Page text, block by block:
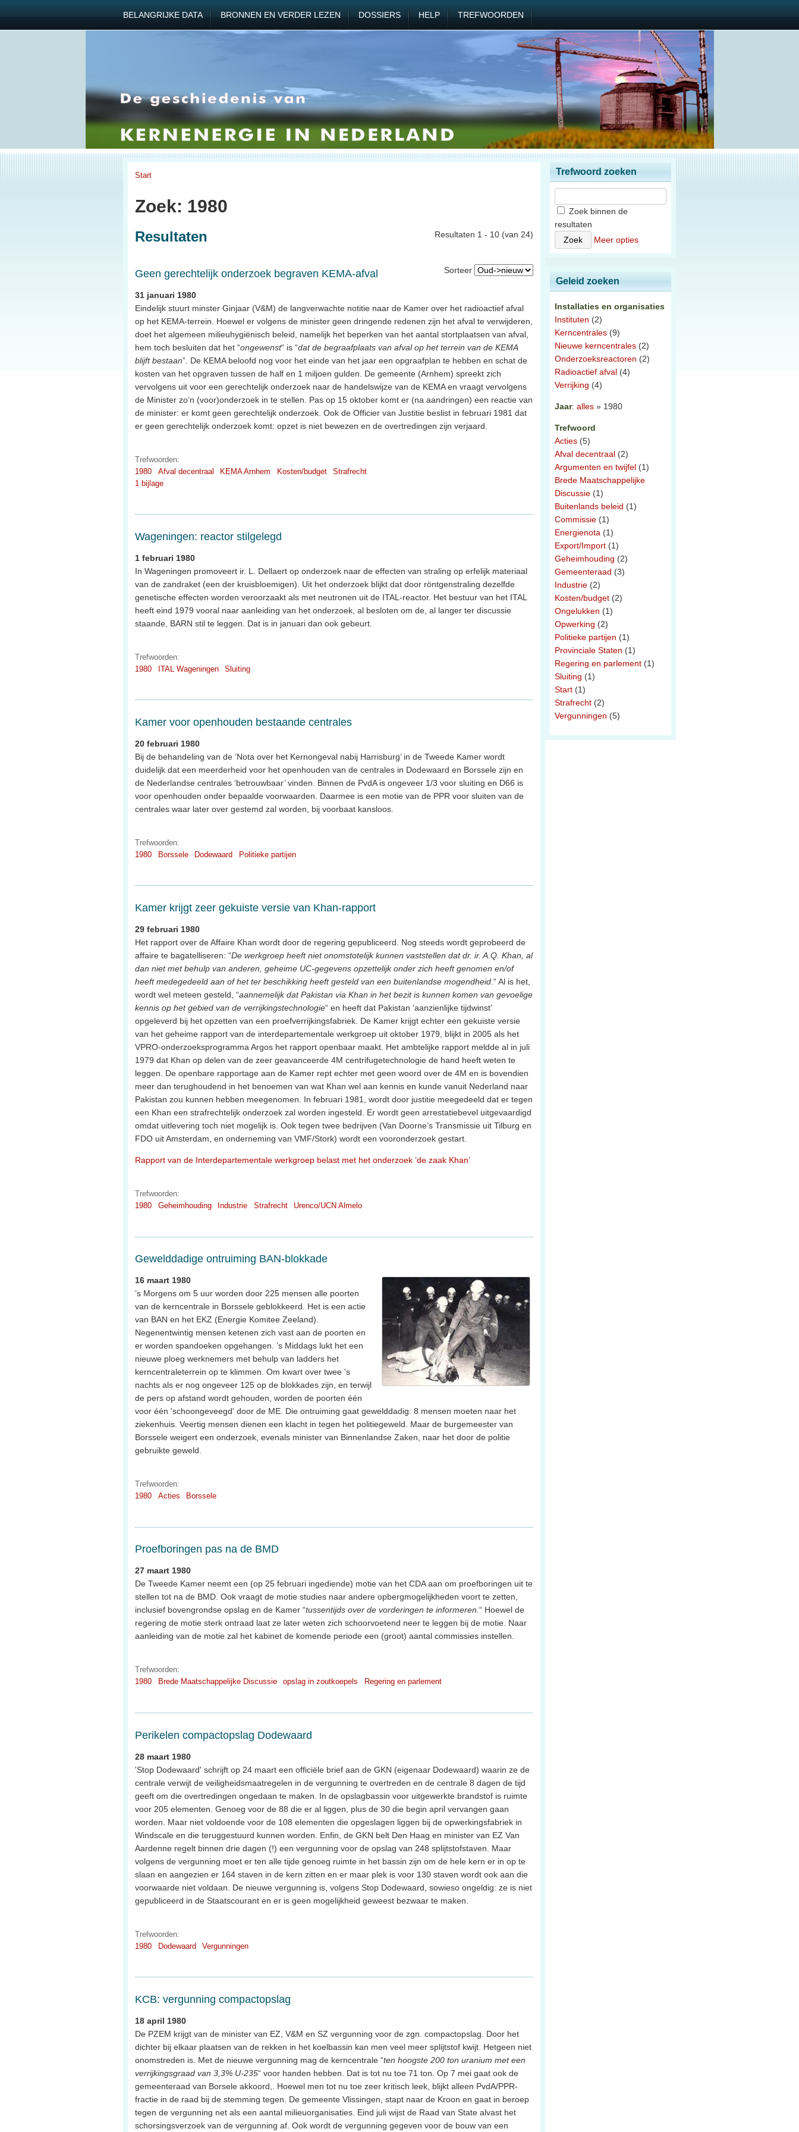
BELANGRIJKE DATA BRONNEN EN VERDER LEZEN DOSSIERS HELP TREFWOORDEN
Start
Zoek: 1980
Resultaten 1 - 10 (van 24)
Resultaten
Sorteer
Geen gerechtelijk onderzoek begraven KEMA-afval
31 januari 1980
Eindelijk stuurt minster Ginjaar (V&M) de langverwachte notitie naar de Kamer over het radioactief afval
op het KEMA-terrein. Hoewel er volgens de minister geen dringende redenen zijn het afval te verwijderen,
doet het algemeen milieuhygiënisch beleid, namelijk het beperken van het aantal stortplaatsen van afval,
hem toch besluiten dat het “ongewenst“ is “dat de begraafplaats van afval op het terrein van de KEMA
blijft bestaan”. De KEMA beloofd nog voor het einde van het jaar een opgraafplan te hebben en schat de
kosten van het opgraven tussen de half en 1 miljoen gulden. De gemeente (Arnhem) spreekt zich
vervolgens uit voor een gerechtelijk onderzoek naar de handelswijze van de KEMA en vraagt vervolgens
de Minister zo’n (voor)onderzoek in te stellen. Pas op 15 oktober komt er (na aandringen) een reactie van
de minister: er komt geen gerechtelijk onderzoek. Ook de Officier van Justitie beslist in februari 1981 dat
er geen gerechtelijk onderzoek komt: opzet is niet bewezen en de overtredingen zijn verjaard.
Trefwoorden:
1980
Afval decentraal KEMA Arnhem Kosten/budget
Strafrecht
1 bijlage
Wageningen: reactor stilgelegd
1 februari 1980
In Wageningen promoveert ir. L. Dellaert op onderzoek naar de effecten van straling op erfelijk materiaal
van de zandraket (een der kruisbloemigen). Uit het onderzoek blijkt dat door röntgenstraling dezelfde
genetische effecten worden veroorzaakt als met neutronen uit de ITAL-reactor. Het bestuur van het ITAL
heeft eind 1979 vooral naar aanleiding van het onderzoek, al besloten om de, al langer ter discussie
staande, BARN stil te leggen. Dat is in januari dan ook gebeurt.
Trefwoorden:
1980
ITAL Wageningen Sluiting
Kamer voor openhouden bestaande centrales
20 februari 1980
Bij de behandeling van de ’Nota over het Kernongeval nabij Harrisburg’ in de Tweede Kamer wordt
duidelijk dat een meerderheid voor het openhouden van de centrales in Dodewaard en Borssele zijn en
de Nederlandse centrales ‘betrouwbaar’ vinden. Binnen de PvdA is ongeveer 1/3 voor sluiting en D66 is
voor openhouden onder bepaalde voorwaarden. Daarmee is een motie van de PPR voor sluiten van de
centrales waar later over gestemd zal worden, bij voorbaat kansloos.
Trefwoorden:
1980
Borssele Dodewaard Politieke partijen
Kamer krijgt zeer gekuiste versie van Khan-rapport
29 februari 1980
Het rapport over de Affaire Khan wordt door de regering gepubliceerd. Nog steeds wordt geprobeerd de
affaire te bagatelliseren: “De werkgroep heeft niet onomstotelijk kunnen vaststellen dat dr. ir. A.Q. Khan, al
dan niet met behulp van anderen, geheime UC-gegevens opzettelijk onder zich heeft genomen en/of
heeft medegedeeld aan of het ter beschikking heeft gesteld van een buitenlandse mogendheid .“ Al is het,
wordt wel meteen gesteld, “aannemelijk dat Pakistan via Khan in het bezit is kunnen komen van gevoelige
kennis op het gebied van de verrijkingstechnologie“ en heeft dat Pakistan ‘aanzienlijke tijdwinst’
opgeleverd bij het opzetten van een proefverrijkingsfabriek. De Kamer krijgt echter een gekuiste versie
van het geheime rapport van de interdepartementale werkgroep uit oktober 1979, blijkt in 2005 als het
VPRO-onderzoeksprogramma Argos het rapport openbaar maakt. Het ambtelijke rapport meldde al in juli
1979 dat Khan op delen van de zeer geavanceerde 4M centrifugetechnologie de hand heeft weten te
leggen. De openbare rapportage aan de Kamer rept echter met geen woord over de 4M en is bovendien
meer dan terughoudend in het benoemen van wat Khan wel aan kennis en kunde vanuit Nederland naar
Pakistan zou kunnen hebben meegenomen. In februari 1981, wordt door justitie meegedeeld dat er tegen
een Khan een strafrechtelijk onderzoek zal worden ingesteld. Er wordt geen arrestatiebevel uitgevaardigd
omdat uitlevering toch niet mogelijk is. Ook tegen twee bedrijven (Van Doorne’s Transmissie uit Tilburg en
FDO uit Amsterdam, en onderneming van VMF/Stork) wordt een vooronderzoek gestart.
Rapport van de Interdepartementale werkgroep belast met het onderzoek ’de zaak Khan’
Trefwoorden:
1980
Geheimhouding Industrie Strafrecht Urenco/UCN Almelo
Gewelddadige ontruiming BAN-blokkade
16 maart 1980
’s Morgens om 5 uur worden door 225 mensen alle poorten
van de kerncentrale in Borssele geblokkeerd. Het is een actie
van BAN en het EKZ (Energie Komitee Zeeland).
Negenentwintig mensen ketenen zich vast aan de poorten en
er worden spandoeken opgehangen. ’s Middags lukt het een
nieuwe ploeg werknemers met behulp van ladders het
kerncentraleterrein op te klimmen. Om kwart over twee 's
nachts als er nog ongeveer 125 op de blokkades zijn, en terwijl
de pers op afstand wordt gehouden, worden de poorten één
voor één 'schoongeveegd' door de ME. Die ontruiming gaat gewelddadig: 8 mensen moeten naar het
ziekenhuis. Veertig mensen dienen een klacht in tegen het politiegeweld. Maar de burgemeester van
Borssele weigert een onderzoek, evenals minister van Binnenlandse Zaken, naar het door de politie
gebruikte geweld.
Trefwoorden:
1980
Acties Borssele
Proefboringen pas na de BMD
27 maart 1980
De Tweede Kamer neemt een (op 25 februari ingediende) motie van het CDA aan om proefboringen uit te
stellen tot na de BMD. Ook vraagt de motie studies naar andere opbergmogelijkheden voort te zetten,
inclusief bovengrondse opslag en de Kamer “tussentijds over de vorderingen te informeren.“ Hoewel de
regering de motie sterk ontraad laat ze later weten zich schoorvoetend neer te leggen bij de motie. Naar
aanleiding van de motie zal het kabinet de komende periode een (groot) aantal commissies instellen.
Trefwoorden:
1980
Brede Maatschappelijke Discussie opslag in zoutkoepels Regering en parlement
Perikelen compactopslag Dodewaard
28 maart 1980
'Stop Dodewaard' schrijft op 24 maart een officiële brief aan de GKN (eigenaar Dodewaard) waarin ze de
centrale verwijt de veiligheidsmaatregelen in de vergunning te overtreden en de centrale 8 dagen de tijd
geeft om die overtredingen ongedaan te maken. In de opslagbassin voor uitgewerkte brandstof is ruimte
voor 205 elementen. Genoeg voor de 88 die er al liggen, plus de 30 die begin april vervangen gaan
worden. Maar niet voldoende voor de 108 elementen die opgeslagen liggen bij de opwerkingsfabriek in
Windscale en die teruggestuurd kunnen worden. Enfin, de GKN belt Den Haag en minister van EZ Van
Aardenne regelt binnen drie dagen (!) een vergunning voor de opslag van 248 splijtstofstaven. Maar
volgens de vergunning moet er ten alle tijde genoeg ruimte in het bassin zijn om de hele kern er in op te
slaan en aangezien er 164 staven in de kern zitten en er maar plek is voor 130 staven wordt ook aan die
voorwaarde niet voldaan. De nieuwe vergunning is, volgens Stop Dodewaard, sowieso ongeldig: ze is niet
gepubliceerd in de Staatscourant en er is geen mogelijkheid geweest bezwaar te maken.
Trefwoorden:
1980
Dodewaard Vergunningen
KCB: vergunning compactopslag
18 april 1980
De PZEM krijgt van de minister van EZ, V&M en SZ vergunning voor de zgn. compactopslag. Door het
dichter bij elkaar plaatsen van de rekken in het koelbassin kan men veel meer splijtstof kwijt. Hetgeen niet
onomstreden is. Met de nieuwe vergunning mag de kerncentrale “ten hoogste 200 ton uranium met een
verrijkingsgraad van 3,3% U-235“ voor handen hebben. Dat is tot nu toe 71 ton. Op 7 mei gaat ook de
gemeenteraad van Borsele akkoord,. Hoewel men tot nu toe zeer kritisch leek, blijkt alleen PvdA/PPR-
fractie in de raad bij de stemming tegen. De gemeente Vlissingen, stapt naar de Kroon en gaat in beroep
tegen de vergunning net als een aantal milieuorganisaties. Eind juli wijst de Raad van State alvast het
schorsingsverzoek van de vergunning af. Ook wordt de vergunning gegeven voor de bouw van een
Trefwoord zoeken
Zoek binnen de
resultaten
Meer opties
Geleid zoeken
Installaties en organisaties
Instituten (2)
Kerncentrales (9)
Nieuwe kerncentrales (2)
Onderzoeksreactoren (2)
Radioactief afval (4)
Verrijking (4)
Jaar: alles » 1980
Trefwoord
Acties (5)
Afval decentraal (2)
Argumenten en twijfel (1)
Brede Maatschappelijke
Discussie (1)
Buitenlands beleid (1)
Commissie (1)
Energienota (1)
Export/Import (1)
Geheimhouding (2)
Gemeenteraad (3)
Industrie (2)
Kosten/budget (2)
Ongelukken (1)
Opwerking (2)
Politieke partijen (1)
Provinciale Staten (1)
Regering en parlement (1)
Sluiting (1)
Start (1)
Strafrecht (2)
Vergunningen (5)